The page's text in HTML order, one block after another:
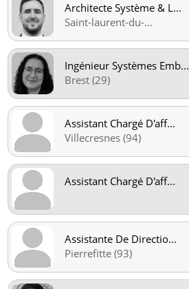
Architecte Système & L...
Saint-laurent-du-...
Ingénieur Systèmes Emb...
Brest (29)
Assistant Chargé D'aff...
Villecresnes (94)
Assistant Chargé D'aff...
Assistante De Directio...
Pierrefitte (93)